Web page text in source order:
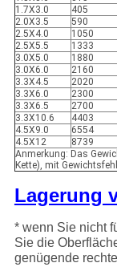
1.7X3.0
405
2.0X3.5
590
2.5X4.0
1050
2.5X5.5
1333
3.0X5.0
1880
3.0X6.0
2160
3.3X4.5
2020
3.3X6.0
2300
3.3X6.5
2700
3.3X10.6
4403
4.5X9.0
6554
4.5X12
8739
Anmerkung: Das
Kette), mit
Lagerung
* wenn Sie nicht
Sie die
genügende